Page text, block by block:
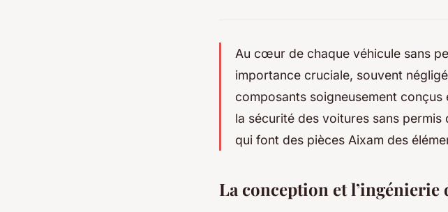
Au cœur de chaque véhicule sans
importance cruciale, souvent
composants soigneusement
la sécurité des voitures sans
qui font des pièces Aixam des
La conception et l’ingénierie